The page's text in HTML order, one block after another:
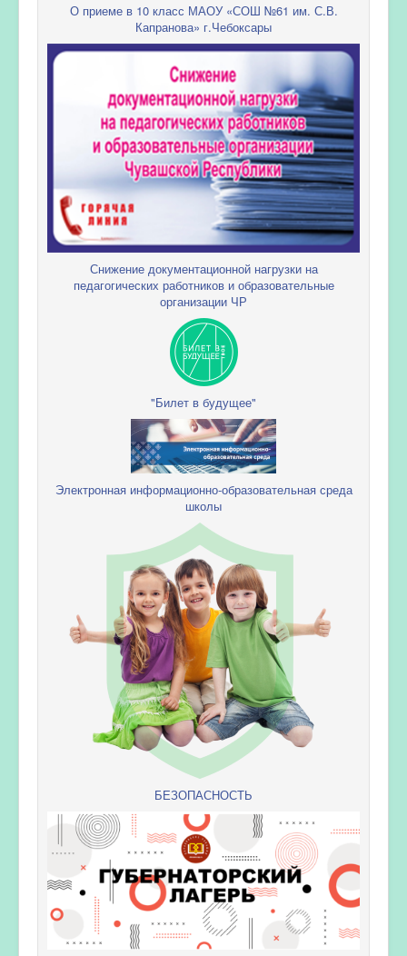
О приеме в 10 класс МАОУ «СОШ №61 им. С.В.
Капранова» г.Чебоксары
Снижение документационной нагрузки на
педагогических работников и образовательные
организации ЧР
"Билет в будущее"
Электронная информационно-образовательная среда
школы
БЕЗОПАСНОСТЬ